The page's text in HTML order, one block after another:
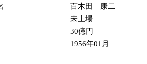
百木田 康二
未上場
30億円
1956年01月